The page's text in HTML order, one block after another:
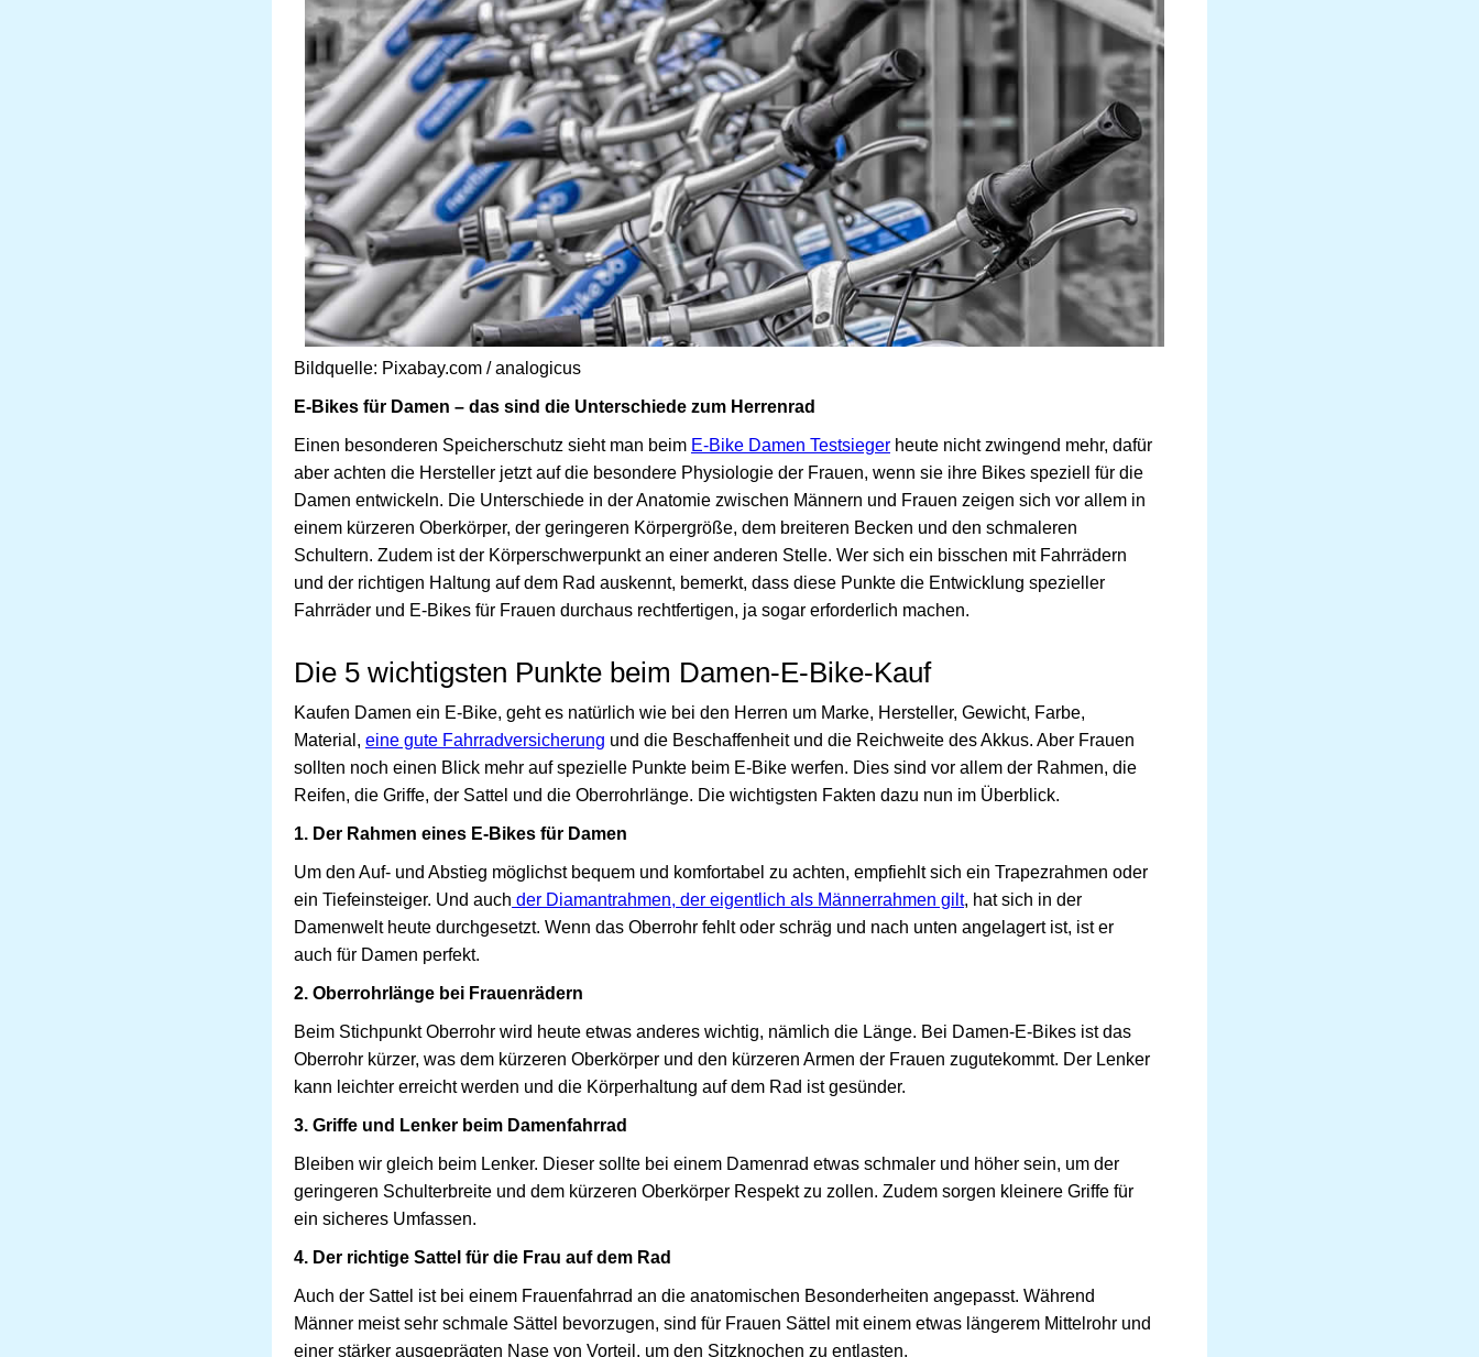
Bildquelle: Pixabay.com / analogicus
E-Bikes für Damen – das sind die Unterschiede zum Herrenrad
Einen besonderen Speicherschutz sieht man beim E-Bike Damen Testsieger heute nicht zwingend mehr, dafür
aber achten die Hersteller jetzt auf die besondere Physiologie der Frauen, wenn sie ihre Bikes speziell für die
Damen entwickeln. Die Unterschiede in der Anatomie zwischen Männern und Frauen zeigen sich vor allem in
einem kürzeren Oberkörper, der geringeren Körpergröße, dem breiteren Becken und den schmaleren
Schultern. Zudem ist der Körperschwerpunkt an einer anderen Stelle. Wer sich ein bisschen mit Fahrrädern
und der richtigen Haltung auf dem Rad auskennt, bemerkt, dass diese Punkte die Entwicklung spezieller
Fahrräder und E-Bikes für Frauen durchaus rechtfertigen, ja sogar erforderlich machen.
Die 5 wichtigsten Punkte beim Damen-E-Bike-Kauf
Kaufen Damen ein E-Bike, geht es natürlich wie bei den Herren um Marke, Hersteller, Gewicht, Farbe,
Material, eine gute Fahrradversicherung und die Beschaffenheit und die Reichweite des Akkus. Aber Frauen
sollten noch einen Blick mehr auf spezielle Punkte beim E-Bike werfen. Dies sind vor allem der Rahmen, die
Reifen, die Griffe, der Sattel und die Oberrohrlänge. Die wichtigsten Fakten dazu nun im Überblick.
1. Der Rahmen eines E-Bikes für Damen
Um den Auf- und Abstieg möglichst bequem und komfortabel zu achten, empfiehlt sich ein Trapezrahmen oder
ein Tiefeinsteiger. Und auch der Diamantrahmen, der eigentlich als Männerrahmen gilt, hat sich in der
Damenwelt heute durchgesetzt. Wenn das Oberrohr fehlt oder schräg und nach unten angelagert ist, ist er
auch für Damen perfekt.
2. Oberrohrlänge bei Frauenrädern
Beim Stichpunkt Oberrohr wird heute etwas anderes wichtig, nämlich die Länge. Bei Damen-E-Bikes ist das
Oberrohr kürzer, was dem kürzeren Oberkörper und den kürzeren Armen der Frauen zugutekommt. Der Lenker
kann leichter erreicht werden und die Körperhaltung auf dem Rad ist gesünder.
3. Griffe und Lenker beim Damenfahrrad
Bleiben wir gleich beim Lenker. Dieser sollte bei einem Damenrad etwas schmaler und höher sein, um der
geringeren Schulterbreite und dem kürzeren Oberkörper Respekt zu zollen. Zudem sorgen kleinere Griffe für
ein sicheres Umfassen.
4. Der richtige Sattel für die Frau auf dem Rad
Auch der Sattel ist bei einem Frauenfahrrad an die anatomischen Besonderheiten angepasst. Während
Männer meist sehr schmale Sättel bevorzugen, sind für Frauen Sättel mit einem etwas längerem Mittelrohr und
einer stärker ausgeprägten Nase von Vorteil, um den Sitzknochen zu entlasten.